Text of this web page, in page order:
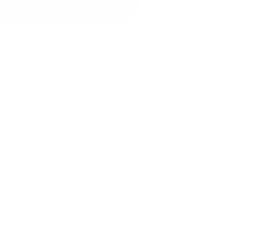
luokitus: